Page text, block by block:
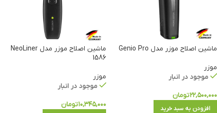
ماشین اصلاح موزر مدل Genio Pro
موزر
موجود در انبار
۲۲,۵۰۰,۰۰۰تومان
افزودن به سبد خرید
ماشین اصلاح موزر مدل NeoLiner
1586
موزر
موجود در انبار
۱۰,۳۴۵,۰۰۰تومان